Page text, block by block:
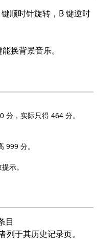
顺时针旋转，B 键逆时
换背景音乐。
，实际只得 464 分。
999 分。
示。
目
列于其历史记录页。